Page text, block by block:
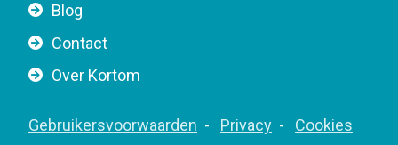
v
i
a
i
Blog
Contact
Over Kortom
F
Gebruikersvoorwaarden Privacy
Cookies
t
i
o